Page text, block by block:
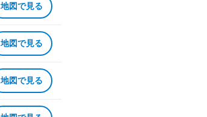
地図で見る
地図で見る
地図で見る